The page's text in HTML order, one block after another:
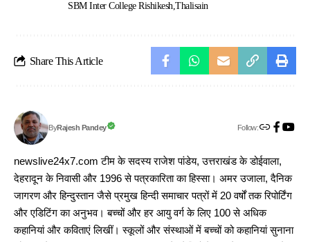
SBM Inter College Rishikesh Thalisain
Share This Article
ByRajesh Pandey Follow:
newslive24x7.com टीम के सदस्य राजेश पांडेय, उत्तराखंड के डोईवाला,
देहरादून के निवासी और 1996 से पत्रकारिता का हिस्सा। अमर उजाला, दैनिक
जागरण और हिन्दुस्तान जैसे प्रमुख हिन्दी समाचार पत्रों में 20 वर्षों तक रिपोर्टिंग
और एडिटिंग का अनुभव। बच्चों और हर आयु वर्ग के लिए 100 से अधिक
कहानियां और कविताएं लिखीं। स्कूलों और संस्थाओं में बच्चों को कहानियां सुनाना